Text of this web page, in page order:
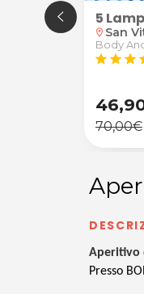
con trattamento
5
location_on San
Body
star star star
70,00€
Aperitivo
Presso